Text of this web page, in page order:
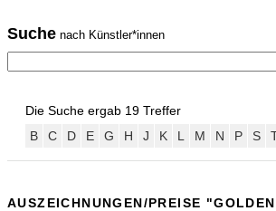
Suche nach Künstler*innen
Die Suche ergab 19 Treffer
B
C D E G H J K L M N P S
AUSZEICHNUNGEN/PREISE